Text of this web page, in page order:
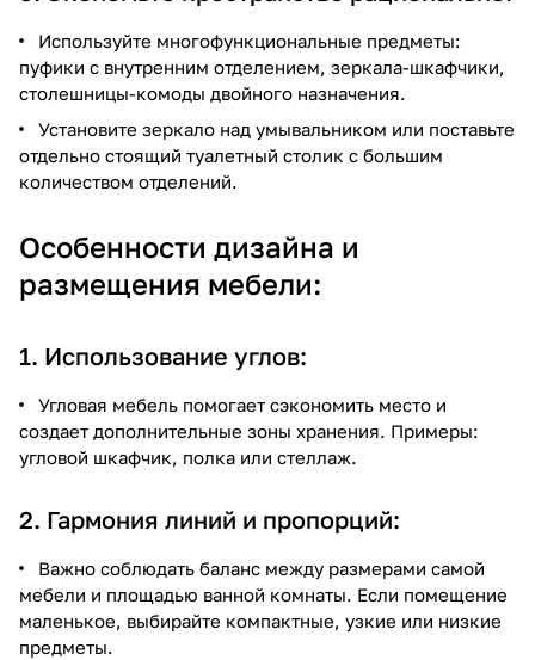
Используйте многофункциональные предметы:
пуфики с внутренним отделением, зеркала-шкафчики,
столешницы-комоды двойного назначения.
Установите зеркало над умывальником или поставьте
отдельно стоящий туалетный столик с большим
количеством отделений.
Особенности дизайна и
размещения мебели:
1. Использование углов:
Угловая мебель помогает сэкономить место и
создает дополнительные зоны хранения. Примеры:
угловой шкафчик, полка или стеллаж.
2. Гармония линий и пропорций:
Важно соблюдать баланс между размерами самой
мебели и площадью ванной комнаты. Если помещение
маленькое, выбирайте компактные, узкие или низкие
предметы.